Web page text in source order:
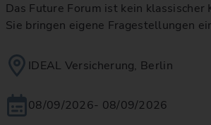
Das Future Forum ist kein
Sie bringen eigene Fragestellungen
IDEAL Versicherung, Berlin
08/09/2026- 08/09/2026